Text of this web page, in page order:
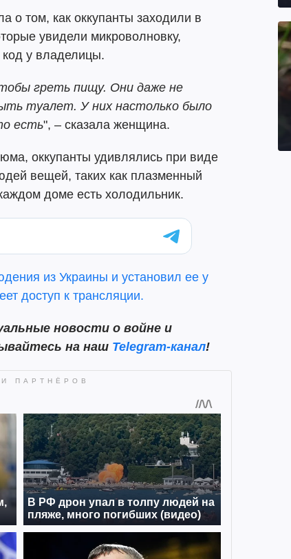
о том, как оккупанты заходили в
увидели микроволновку,
у владелицы.
греть пищу. Они даже не
туалет. У них настолько было
есть", – сказала женщина.
оккупанты удивлялись при виде
вещей, таких как плазменный
доме есть холодильник.
из Украины и установил ее у
доступ к трансляции.
новости о войне и
на наш Telegram-канал!